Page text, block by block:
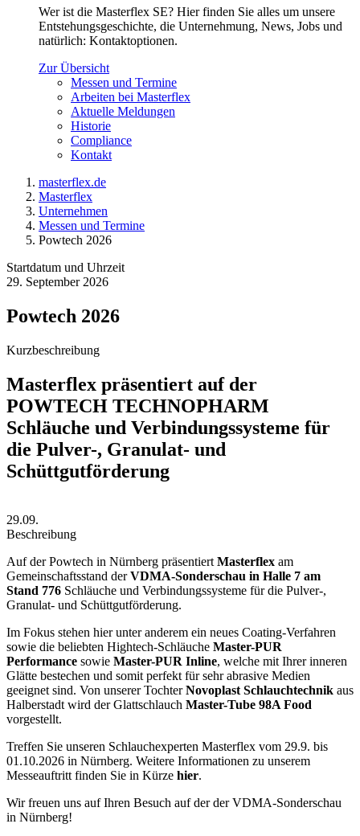
Wer ist die Masterflex SE? Hier finden Sie alles um unsere
Entstehungsgeschichte, die Unternehmung, News, Jobs und
natürlich: Kontaktoptionen.
Zur Übersicht
Messen und Termine
Arbeiten bei Masterflex
Aktuelle Meldungen
Historie
Compliance
Kontakt
masterflex.de
Masterflex
Unternehmen
Messen und Termine
Powtech 2026
Startdatum und Uhrzeit
29. September 2026
Powtech 2026
Kurzbeschreibung
Masterflex präsentiert auf der
POWTECH TECHNOPHARM
Schläuche und Verbindungssysteme für
die Pulver-, Granulat- und
Schüttgutförderung
29.09.
Beschreibung
Auf der Powtech in Nürnberg präsentiert Masterflex am
Gemeinschaftsstand derVDMA-Sonderschau in Halle 7 am
Stand 776 Schläuche und Verbindungssysteme für die Pulver-,
Granulat- und Schüttgutförderung.
Im Fokus stehen hier unter anderem ein neues Coating-Verfahren
sowie die beliebten Hightech-Schläuche Master-PUR
Performance sowie Master-PUR Inline, welche mit Ihrer inneren
Glätte bestechen und somit perfekt für sehr abrasive Medien
geeignet sind. Von unserer TochterNovoplast Schlauchtechnik aus
Halberstadt wird der Glattschlauch Master-Tube 98A Food
vorgestellt.
Treffen Sie unseren Schlauchexperten Masterflex vom 29.9. bis
01.10.2026 in Nürnberg. Weitere Informationen zu unserem
Messeauftritt finden Sie in Kürze hier.
Wir freuen uns auf Ihren Besuch auf der der VDMA-Sonderschau
in Nürnberg!